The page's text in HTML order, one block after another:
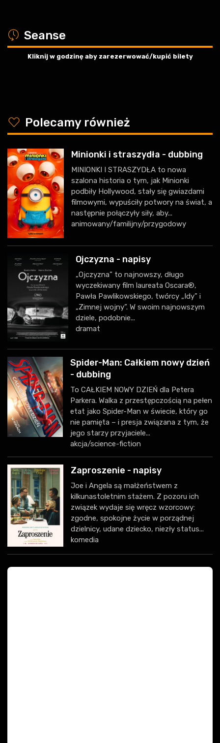
a Seanse
Kliknij w godzinę aby zarezerwować/kupić bilety
y Polecamy również
Minionki i straszydła - dubbing
MINIONKI I STRASZYDŁA to nowa
szalona historia o tym, jak Minionki
podbiły Hollywood, stały się gwiazdami
filmowymi, wypuściły potwory na świat, a
następnie połączyły siły, aby...
animowany/familijny/przygodowy
Ojczyzna - napisy
„Ojczyzna” to najnowszy, długo
wyczekiwany film laureata Oscara®,
Pawła Pawlikowskiego, twórcy „Idy” i
„Zimnej wojny”. W swoim najnowszym
dziele, podobnie...
dramat
Spider-Man: Całkiem nowy dzień
- dubbing
To CAŁKIEM NOWY DZIEŃ dla Petera
Parkera. Walka z przestępczością na pełen
etat jako Spider-Man w świecie, który go
nie pamięta – i presja związana z tym, że
jego starzy przyjaciele...
akcja/science-fiction
Zaproszenie - napisy
Joe i Angela są małżeństwem z
kilkunastoletnim stażem. Z pozoru ich
związek wydaje się wręcz wzorcowy:
zgodne, spokojne życie w porządnej
dzielnicy, udane dziecko, niezły status...
komedia